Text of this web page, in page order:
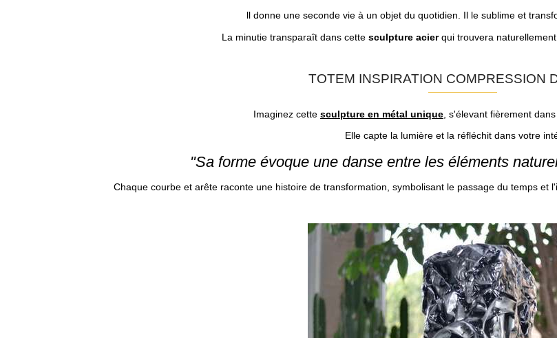
ll donne une seconde vie à un objet du quotidien. Il le sublime et
La minutie transparaît dans cette sculpture acierqui trouvera
TOTEM INSPIRATION COMPRESSION
Imaginez cette sculpture en métal unique , s'élevant fièrement
Elle capte la lumière et la réfléchit dans votre
"Sa forme évoque une danse entre les éléments
Chaque courbe et arête raconte une histoire de transformation, symbolisant le passage du temps et